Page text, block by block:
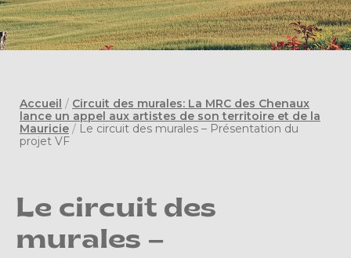
Accueil / Circuit des murales: La MRC des Chenaux
lance un appel aux artistes de son territoire et de la
Mauricie / Le circuit des murales – Présentation du
projet VF
Le circuit des
murales –